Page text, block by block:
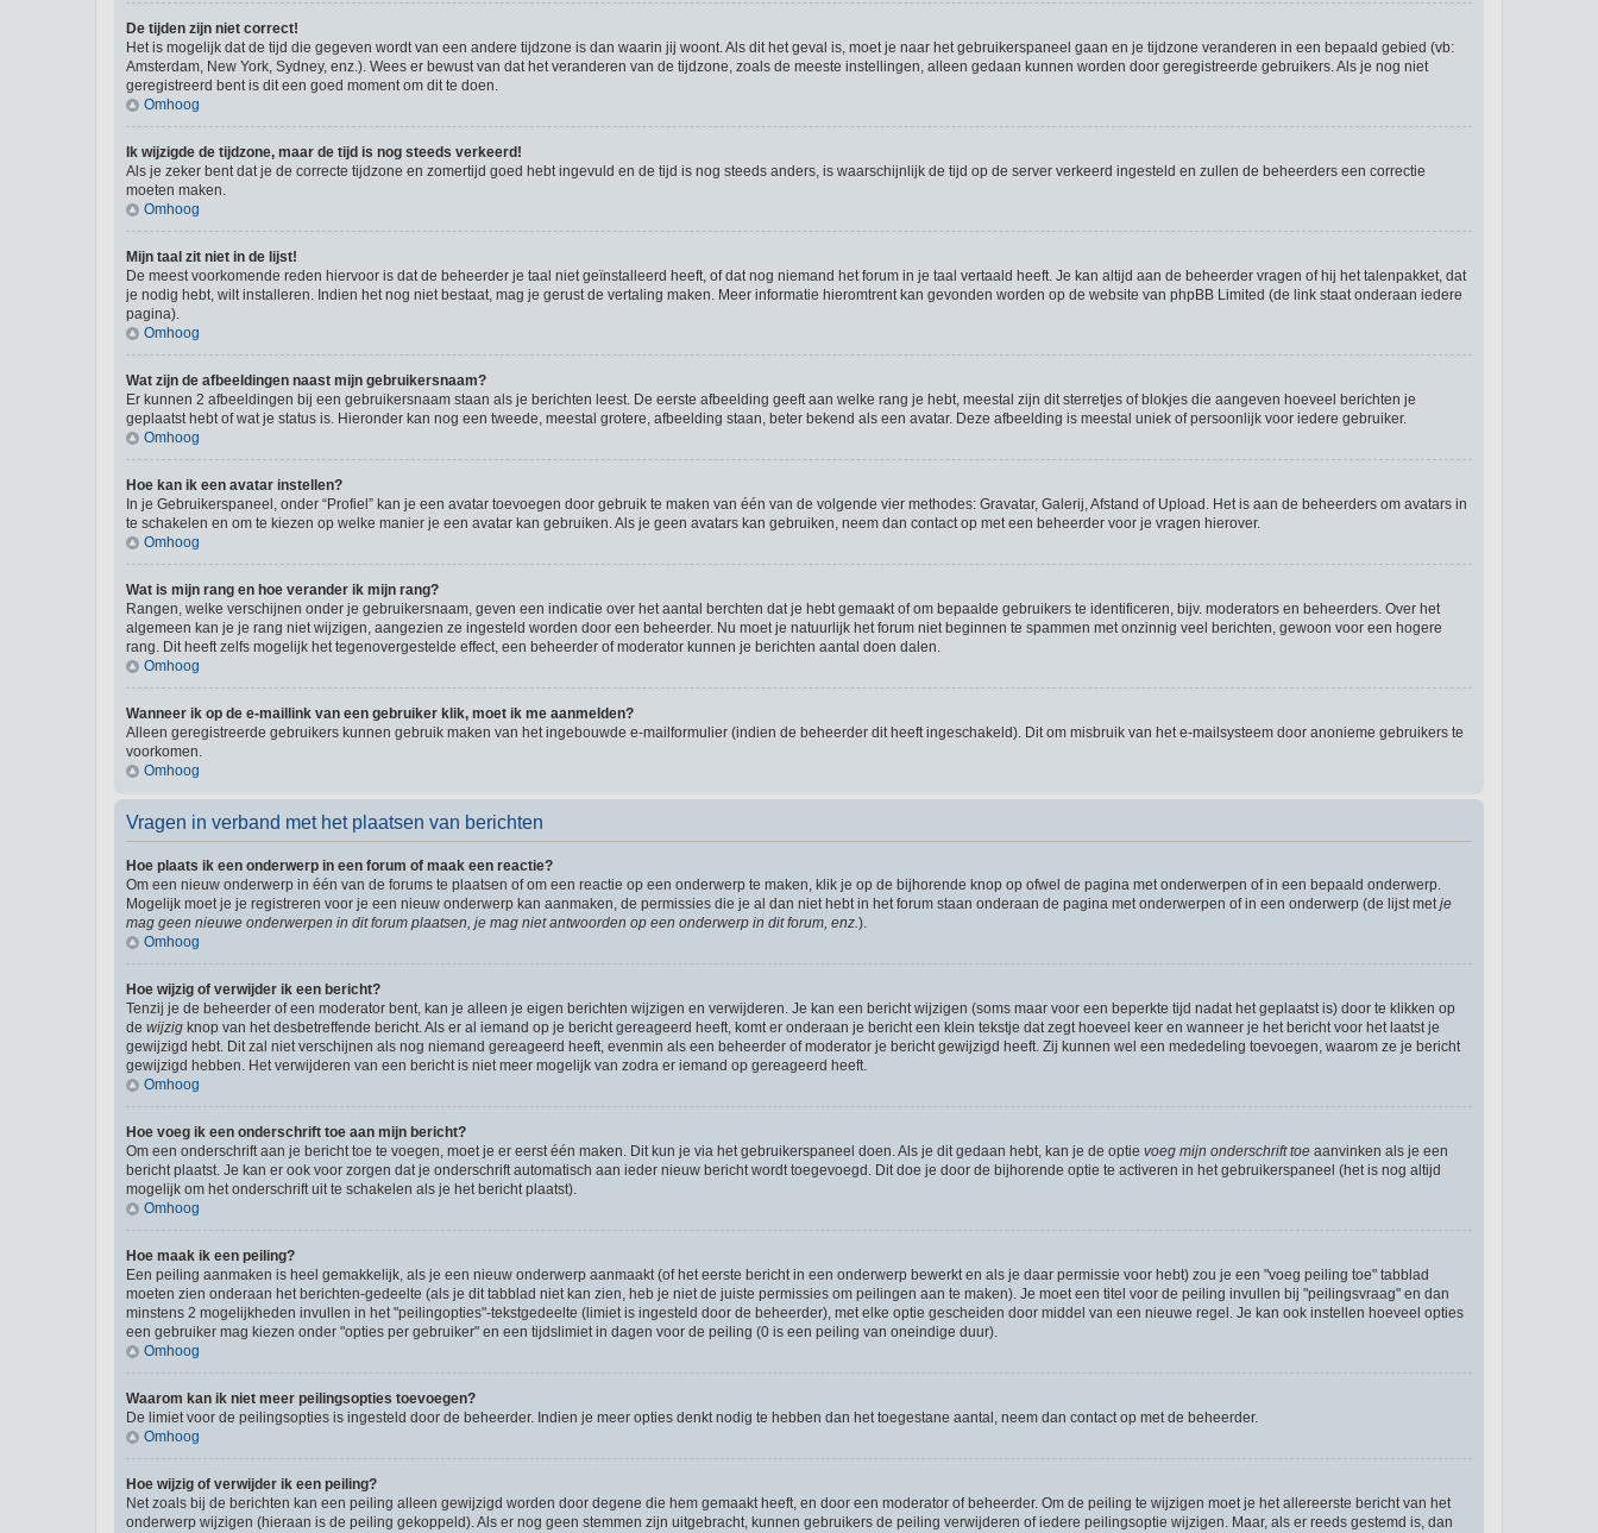
De tijden zijn niet correct!
Het is mogelijk dat de tijd die gegeven wordt van een andere tijdzone is dan waarin jij woont. Als dit het geval is, moet je naar het gebruikerspaneel gaan en je tijdzone veranderen in een bepaald gebied (vb:
Amsterdam, New York, Sydney, enz.). Wees er bewust van dat het veranderen van de tijdzone, zoals de meeste instellingen, alleen gedaan kunnen worden door geregistreerde gebruikers. Als je nog niet
geregistreerd bent is dit een goed moment om dit te doen.
Omhoog
Ik wijzigde de tijdzone, maar de tijd is nog steeds verkeerd!
Als je zeker bent dat je de correcte tijdzone en zomertijd goed hebt ingevuld en de tijd is nog steeds anders, is waarschijnlijk de tijd op de server verkeerd ingesteld en zullen de beheerders een correctie
moeten maken.
Omhoog
Mijn taal zit niet in de lijst!
De meest voorkomende reden hiervoor is dat de beheerder je taal niet geïnstalleerd heeft, of dat nog niemand het forum in je taal vertaald heeft. Je kan altijd aan de beheerder vragen of hij het talenpakket, dat
je nodig hebt, wilt installeren. Indien het nog niet bestaat, mag je gerust de vertaling maken. Meer informatie hieromtrent kan gevonden worden op de website van phpBB Limited (de link staat onderaan iedere
pagina).
Omhoog
Wat zijn de afbeeldingen naast mijn gebruikersnaam?
Er kunnen 2 afbeeldingen bij een gebruikersnaam staan als je berichten leest. De eerste afbeelding geeft aan welke rang je hebt, meestal zijn dit sterretjes of blokjes die aangeven hoeveel berichten je
geplaatst hebt of wat je status is. Hieronder kan nog een tweede, meestal grotere, afbeelding staan, beter bekend als een avatar. Deze afbeelding is meestal uniek of persoonlijk voor iedere gebruiker.
Omhoog
Hoe kan ik een avatar instellen?
In je Gebruikerspaneel, onder “Profiel” kan je een avatar toevoegen door gebruik te maken van één van de volgende vier methodes: Gravatar, Galerij, Afstand of Upload. Het is aan de beheerders om avatars in
te schakelen en om te kiezen op welke manier je een avatar kan gebruiken. Als je geen avatars kan gebruiken, neem dan contact op met een beheerder voor je vragen hierover.
Omhoog
Wat is mijn rang en hoe verander ik mijn rang?
Rangen, welke verschijnen onder je gebruikersnaam, geven een indicatie over het aantal berchten dat je hebt gemaakt of om bepaalde gebruikers te identificeren, bijv. moderators en beheerders. Over het
algemeen kan je je rang niet wijzigen, aangezien ze ingesteld worden door een beheerder. Nu moet je natuurlijk het forum niet beginnen te spammen met onzinnig veel berichten, gewoon voor een hogere
rang. Dit heeft zelfs mogelijk het tegenovergestelde effect, een beheerder of moderator kunnen je berichten aantal doen dalen.
Omhoog
Wanneer ik op de e-maillink van een gebruiker klik, moet ik me aanmelden?
Alleen geregistreerde gebruikers kunnen gebruik maken van het ingebouwde e-mailformulier (indien de beheerder dit heeft ingeschakeld). Dit om misbruik van het e-mailsysteem door anonieme gebruikers te
voorkomen.
Omhoog
Vragen in verband met het plaatsen van berichten
Hoe plaats ik een onderwerp in een forum of maak een reactie?
Om een nieuw onderwerp in één van de forums te plaatsen of om een reactie op een onderwerp te maken, klik je op de bijhorende knop op ofwel de pagina met onderwerpen of in een bepaald onderwerp.
Mogelijk moet je je registreren voor je een nieuw onderwerp kan aanmaken, de permissies die je al dan niet hebt in het forum staan onderaan de pagina met onderwerpen of in een onderwerp (de lijst met je
mag geen nieuwe onderwerpen in dit forum plaatsen, je mag niet antwoorden op een onderwerp in dit forum, enz. ).
Omhoog
Hoe wijzig of verwijder ik een bericht?
Tenzij je de beheerder of een moderator bent, kan je alleen je eigen berichten wijzigen en verwijderen. Je kan een bericht wijzigen (soms maar voor een beperkte tijd nadat het geplaatst is) door te klikken op
de wijzig knop van het desbetreffende bericht. Als er al iemand op je bericht gereageerd heeft, komt er onderaan je bericht een klein tekstje dat zegt hoeveel keer en wanneer je het bericht voor het laatst je
gewijzigd hebt. Dit zal niet verschijnen als nog niemand gereageerd heeft, evenmin als een beheerder of moderator je bericht gewijzigd heeft. Zij kunnen wel een mededeling toevoegen, waarom ze je bericht
gewijzigd hebben. Het verwijderen van een bericht is niet meer mogelijk van zodra er iemand op gereageerd heeft.
Omhoog
Hoe voeg ik een onderschrift toe aan mijn bericht?
Om een onderschrift aan je bericht toe te voegen, moet je er eerst één maken. Dit kun je via het gebruikerspaneel doen. Als je dit gedaan hebt, kan je de optie voeg mijn onderschrift toe aanvinken als je een
bericht plaatst. Je kan er ook voor zorgen dat je onderschrift automatisch aan ieder nieuw bericht wordt toegevoegd. Dit doe je door de bijhorende optie te activeren in het gebruikerspaneel (het is nog altijd
mogelijk om het onderschrift uit te schakelen als je het bericht plaatst).
Omhoog
Hoe maak ik een peiling?
Een peiling aanmaken is heel gemakkelijk, als je een nieuw onderwerp aanmaakt (of het eerste bericht in een onderwerp bewerkt en als je daar permissie voor hebt) zou je een "voeg peiling toe" tabblad
moeten zien onderaan het berichten-gedeelte (als je dit tabblad niet kan zien, heb je niet de juiste permissies om peilingen aan te maken). Je moet een titel voor de peiling invullen bij "peilingsvraag" en dan
minstens 2 mogelijkheden invullen in het "peilingopties"-tekstgedeelte (limiet is ingesteld door de beheerder), met elke optie gescheiden door middel van een nieuwe regel. Je kan ook instellen hoeveel opties
een gebruiker mag kiezen onder "opties per gebruiker" en een tijdslimiet in dagen voor de peiling (0 is een peiling van oneindige duur).
Omhoog
Waarom kan ik niet meer peilingsopties toevoegen?
De limiet voor de peilingsopties is ingesteld door de beheerder. Indien je meer opties denkt nodig te hebben dan het toegestane aantal, neem dan contact op met de beheerder.
Omhoog
Hoe wijzig of verwijder ik een peiling?
Net zoals bij de berichten kan een peiling alleen gewijzigd worden door degene die hem gemaakt heeft, en door een moderator of beheerder. Om de peiling te wijzigen moet je het allereerste bericht van het
onderwerp wijzigen (hieraan is de peiling gekoppeld). Als er nog geen stemmen zijn uitgebracht, kunnen gebruikers de peiling verwijderen of iedere peilingsoptie wijzigen. Maar, als er reeds gestemd is, dan